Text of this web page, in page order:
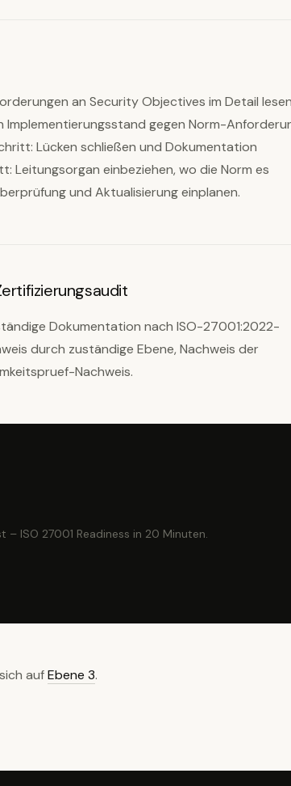
an Security Objectives im Detail
gegen Norm-
Lücken schließen und Dokumentation
Leitungsorgan einbeziehen, wo die Norm es
und Aktualisierung einplanen.
Dokumentation nach ISO-27001:2022-
durch zuständige Ebene, Nachweis der
Nachweis.
ISO 27001 Readiness in 20 Minuten.
aufEbene 3.